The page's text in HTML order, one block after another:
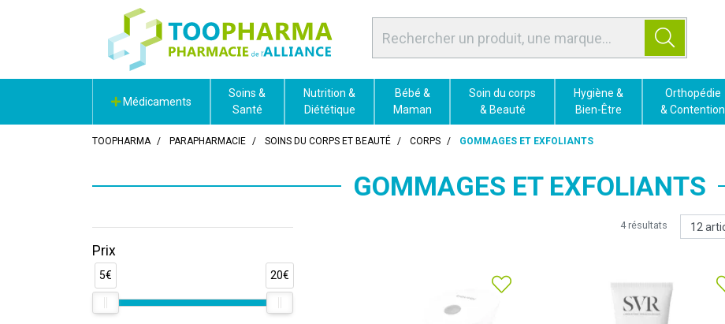
Médicaments
Soins &
Santé
Nutrition &
Diététique
Bébé &
Maman
Soin du corps
& Beauté
Hygiène &
Bien-Être
Orthopédie
& Contention
TOOPHARMA PARAPHARMACIE SOINS DU CORPS ET BEAUTÉ CORPS GOMMAGES ET EXFOLIANTS
GOMMAGES ET EXFOLIANTS
Prix
5€ 20€
4 résultats